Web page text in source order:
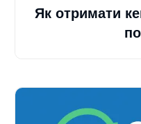
Як отримати